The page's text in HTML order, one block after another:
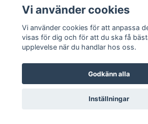
Vi använder cookies
Vi använder cookies för att anpassa
visas för dig och för att du ska få
upplevelse när du handlar hos oss.
Godkänn alla
Inställningar